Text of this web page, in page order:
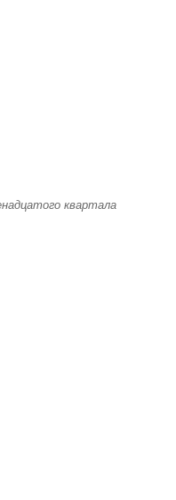
квартала